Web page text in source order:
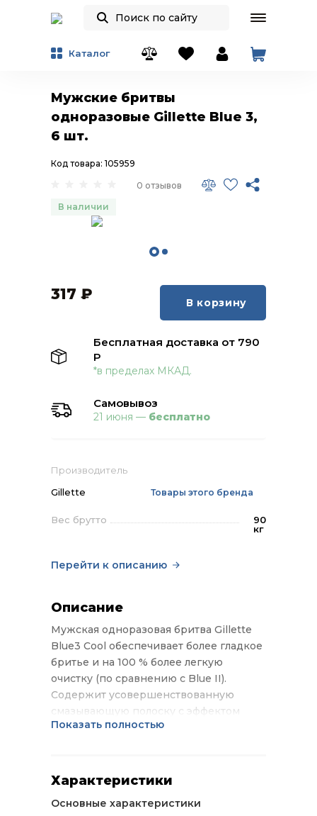
Каталог
Мужские бритвы
одноразовые Gillette Blue 3,
6 шт.
0 отзывов
Код товара: 105959
В наличии
Производитель
Gillette
Товары этого бренда
Вес брутто
90
кг
Перейти к описанию
317 ₽ В корзину
Бесплатная доставка от 790
Р
*в пределах МКАД.
Самовывоз
21 июня — бесплатно
Описание
Мужская одноразовая бритва Gillette
Blue3 Cool обеспечивает более гладкое
бритье и на 100 % более легкую
очистку (по сравнению с Blue II).
Содержит усовершенствованную
смазывающую полоску c эффектом
охлаждения. Плавающая головка
обеспечивает полный контроль во
пользоваться до 5 раз.
Показать полностью
Характеристики
Основные характеристики